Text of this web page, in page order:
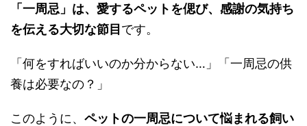
「一周忌」は、愛するペットを偲び、感謝の気持ち
を伝える大切な節目です。
「何をすればいいのか分からない…」「一周忌の供
養は必要なの？」
このように、 ペットの一周忌について悩まれる飼い